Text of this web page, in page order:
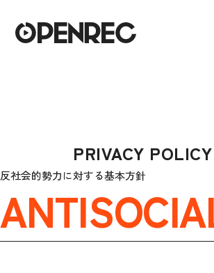
PRIVACY POLICY
反社会的勢力に対する基本方針